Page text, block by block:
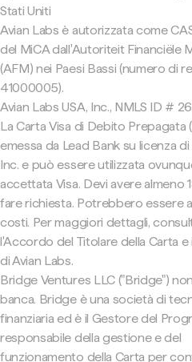
Stati Uniti
Avian Labs è autorizzata come
del MiCA dall'Autoriteit Financiële
(AFM) nei Paesi Bassi (numero di
41000005).
Avian Labs USA, Inc., NMLS ID #
La Carta Visa di Debito Prepagata
emessa da Lead Bank su licenza di
Inc. e può essere utilizzata
accettata Visa. Devi avere almeno
fare richiesta. Potrebbero essere
costi. Per maggiori dettagli,
l'Accordo del Titolare della Carta
di Avian Labs.
Bridge Ventures LLC ("Bridge")
banca. Bridge è una società di
finanziaria ed è il Gestore del
responsabile della gestione e del
funzionamento della Carta per